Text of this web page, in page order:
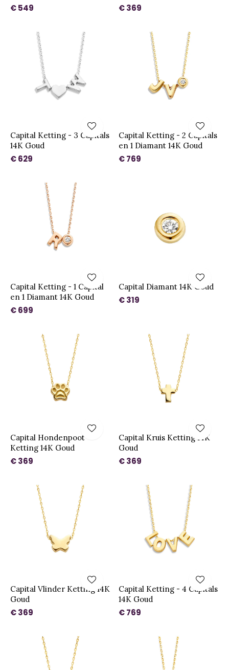
€ 549 € 369
Capital Ketting - 3 Capitals
14K Goud
€ 629
Capital Ketting - 2 Capitals
en 1 Diamant 14K Goud
€ 769
Capital Ketting - 1 Capital
en 1 Diamant 14K Goud
€ 699
Capital Diamant 14K Goud
€ 319
Capital Hondenpoot
Ketting 14K Goud
€ 369
Capital Kruis Ketting 14K
Goud
€ 369
Capital Vlinder Ketting 14K
Goud
€ 369
Capital Ketting - 4 Capitals
14K Goud
€ 769